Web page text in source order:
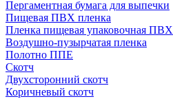
Пергаментная бумага для выпечки
Пищевая ПВХ пленка
Пленка пищевая упаковочная ПВХ
Воздушно-пузырчатая пленка
Полотно ППЕ
Скотч
Двухсторонний скотч
Коричневый скотч